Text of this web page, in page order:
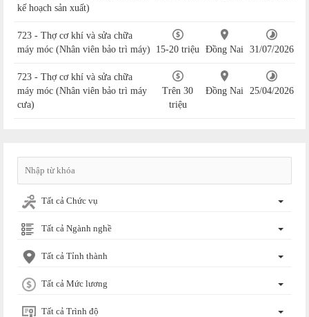
kế hoạch sản xuất)
723 - Thợ cơ khí và sửa chữa
máy móc (Nhân viên bảo trì máy)
15-20 triệu Đồng Nai 31/07/2026
723 - Thợ cơ khí và sửa chữa
máy móc (Nhân viên bảo trì máy
cưa)
Trên 30
triệu
Đồng Nai 25/04/2026
Tất cả Chức vụ
Tất cả Ngành nghề
Tất cả Tỉnh thành
Tất cả Mức lương
Tất cả Trình độ